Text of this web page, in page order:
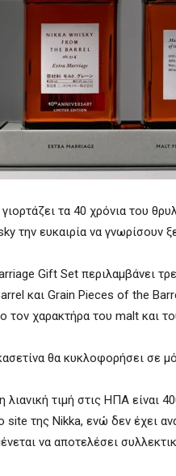
γιορτάζει τα 40 χρόνια του
την ευκαιρία να γνωρίσουν
Gift Set περιλαμβάνει
και Grain Pieces of the
τον χαρακτήρα του malt και
θα κυκλοφορήσει σε
λιανική τιμή στις ΗΠΑ είναι
site της Nikka, ενώ δεν έχει
να αποτελέσει